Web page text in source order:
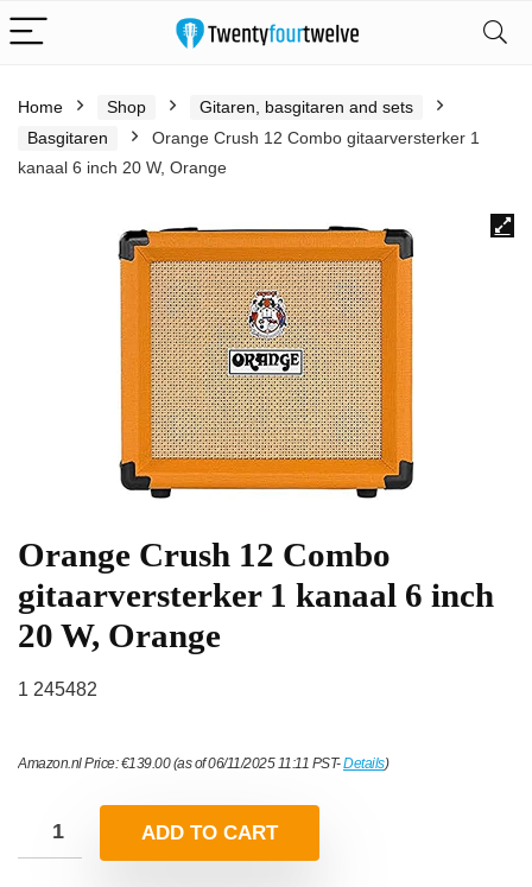
Home Shop
Gitaren, basgitaren and sets
Basgitaren
Orange Crush 12 Combo gitaarversterker 1
kanaal 6 inch 20 W, Orange
Orange Crush 12 Combo
gitaarversterker 1 kanaal 6 inch
20 W, Orange
1 245482
Amazon.nl Price:€139.00(as of 06/11/2025 11:11 PST-Details)
ADD TO CART